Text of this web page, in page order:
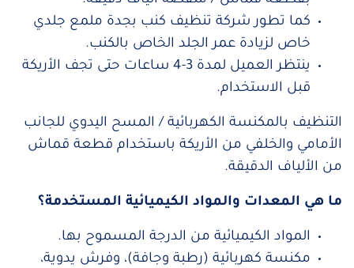
كما تطور شركة تنظيف كنب بجدة ملمع جلدي
خاص لزيادة عمر الجلد الخاص بالكنب.
ينتظر العميل لمدة 3-4 ساعات حتى تجف الأريكة
قبل الاستخدام.
التنظيف بالمكنسة الكهربائية / المسح اليدوي للجانب
الأمامي والخلفي من الأريكة باستخدام قطعة قماش
من الألياف الدقيقة.
ما هي المعدات والمواد الكيميائية المستخدمة؟
المواد الكيميائية من الدرجة المسموح بها.
مكنسة كهربائية (رطبة وجافة)، وفرش يدوية،